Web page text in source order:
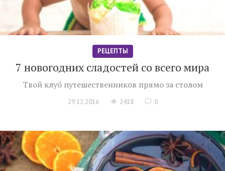
РЕЦЕПТЫ
7 новогодних сладостей со всего мира
Твой клуб путешественников прямо за столом
29.12.2016 2418 0